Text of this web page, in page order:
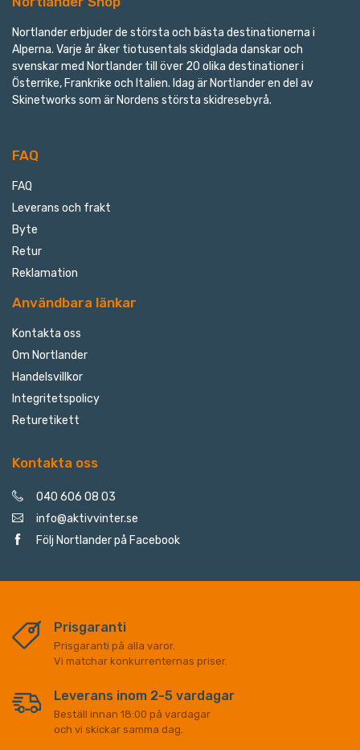
Nortlander erbjuder de största och bästa destinationerna i
Alperna. Varje år åker tiotusentals skidglada danskar och
svenskar med Nortlander till över 20 olika destinationer i
Österrike, Frankrike och Italien. Idag är Nortlander en del av
Skinetworks som är Nordens största skidresebyrå.
FAQ
FAQ
Leverans och frakt
Byte
Retur
Reklamation
Användbara länkar
Kontakta oss
Om Nortlander
Handelsvillkor
Integritetspolicy
Returetikett
Kontakta oss
040 606 08 03
info@aktivvinter.se
Följ Nortlander på Facebook
Prisgaranti
Prisgaranti på alla varor.
Vi matchar konkurrenternas priser.
Leverans inom 2-5 vardagar
Beställ innan 18:00 på vardagar
och vi skickar samma dag.